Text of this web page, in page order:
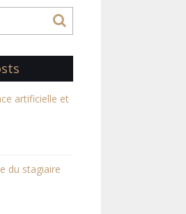
artificielle et
du stagiaire